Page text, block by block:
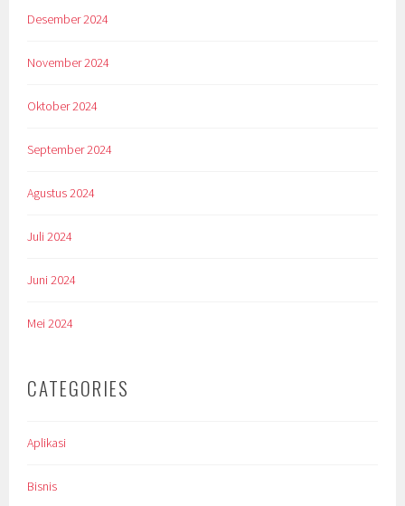
Desember 2024
November 2024
Oktober 2024
September 2024
Agustus 2024
Juli 2024
Juni 2024
Mei 2024
CATEGORIES
Aplikasi
Bisnis